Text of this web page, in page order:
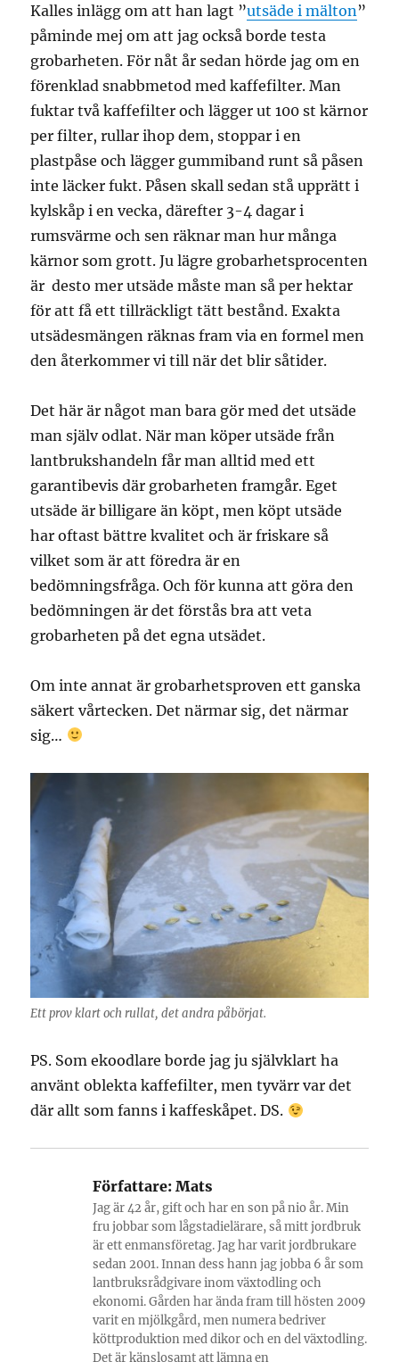
Kalles inlägg om att han lagt ”utsäde i mälton ”
påminde mej om att jag också borde testa
grobarheten. För nåt år sedan hörde jag om en
förenklad snabbmetod med kaffefilter. Man
fuktar två kaffefilter och lägger ut 100 st kärnor
per filter, rullar ihop dem, stoppar i en
plastpåse och lägger gummiband runt så påsen
inte läcker fukt. Påsen skall sedan stå upprätt i
kylskåp i en vecka, därefter 3-4 dagar i
rumsvärme och sen räknar man hur många
kärnor som grott. Ju lägre grobarhetsprocenten
är desto mer utsäde måste man så per hektar
för att få ett tillräckligt tätt bestånd. Exakta
utsädesmängen räknas fram via en formel men
den återkommer vi till när det blir såtider.
Det här är något man bara gör med det utsäde
man själv odlat. När man köper utsäde från
lantbrukshandeln får man alltid med ett
garantibevis där grobarheten framgår. Eget
utsäde är billigare än köpt, men köpt utsäde
har oftast bättre kvalitet och är friskare så
vilket som är att föredra är en
bedömningsfråga. Och för kunna att göra den
bedömningen är det förstås bra att veta
grobarheten på det egna utsädet.
Om inte annat är grobarhetsproven ett ganska
säkert vårtecken. Det närmar sig, det närmar
sig…
Ett prov klart och rullat, det andra påbörjat.
PS. Som ekoodlare borde jag ju självklart ha
använt oblekta kaffefilter, men tyvärr var det
där allt som fanns i kaffeskåpet. DS.
Författare: Mats
Jag är 42 år, gift och har en son på nio år. Min
fru jobbar som lågstadielärare, så mitt jordbruk
är ett enmansföretag. Jag har varit jordbrukare
sedan 2001. Innan dess hann jag jobba 6 år som
lantbruksrådgivare inom växtodling och
ekonomi. Gården har ända fram till hösten 2009
varit en mjölkgård, men numera bedriver
köttproduktion med dikor och en del växtodling.
Det är känslosamt att lämna en